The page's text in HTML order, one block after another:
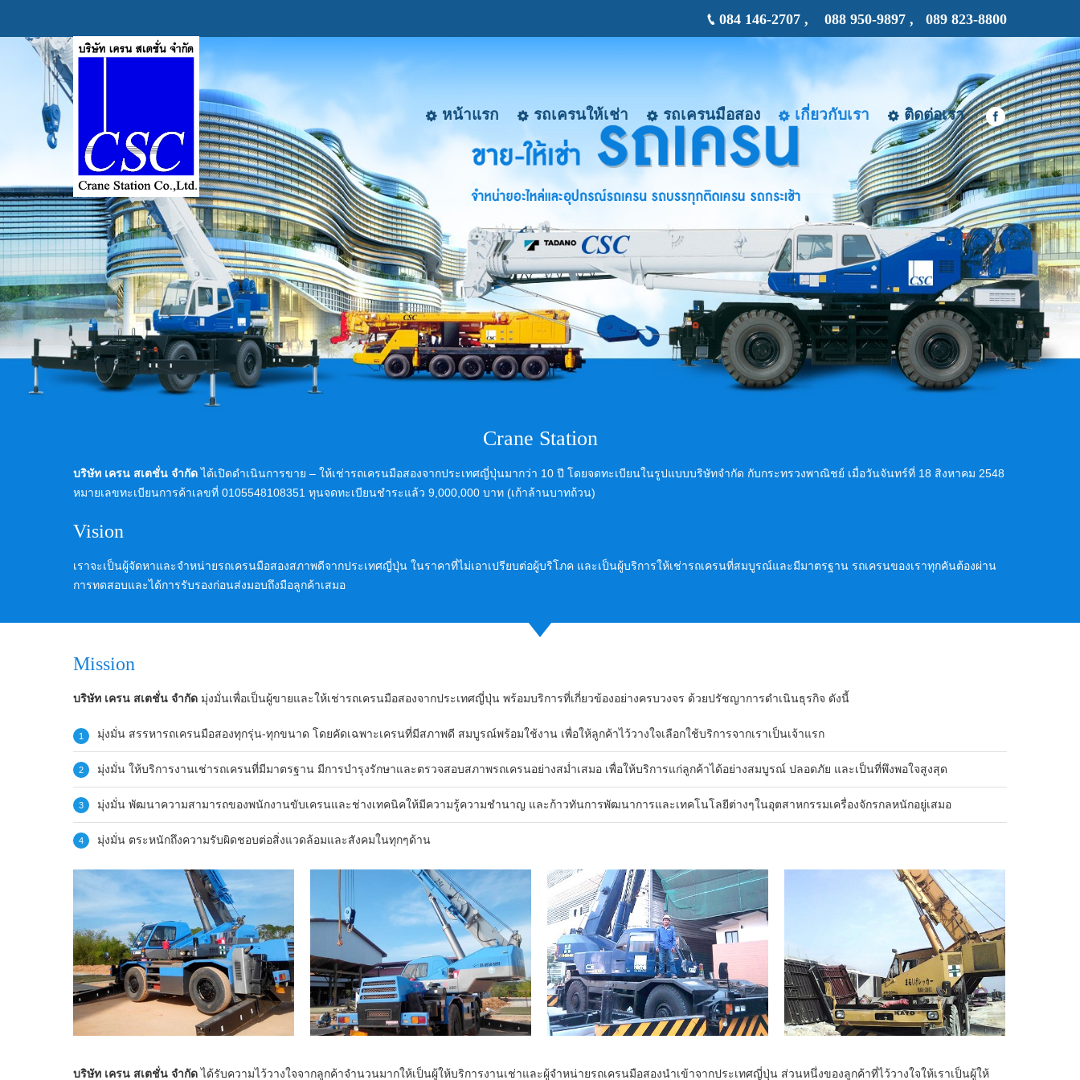
084 146-2707 , 088 950-9897 , 089 823-8800
หน้าแรก รถเครนให้เช่า รถเครนมือสอง เกี่ยวกับเรา ติดต่อเรา
Crane Station
บริษัท เครน สเตชั่น จำกัดได้เปิดดำเนินการขาย – ให้เช่ารถเครนมือสองจากประเทศญี่ปุ่นมากว่า 10 ปี โดยจดทะเบียนในรูปแบบบริษัทจำกัด กับกระทรวงพาณิชย์ เมื่อวันจันทร์ที่ 18 สิงหาคม 2548
หมายเลขทะเบียนการค้าเลขที่ 0105548108351 ทุนจดทะเบียนชำระแล้ว 9,000,000 บาท (เก้าล้านบาทถ้วน)
Vision
เราจะเป็นผู้จัดหาและจำหน่ายรถเครนมือสองสภาพดีจากประเทศญี่ปุ่น ในราคาที่ไม่เอาเปรียบต่อผู้บริโภค และเป็นผู้บริการให้เช่ารถเครนที่สมบูรณ์และมีมาตรฐาน รถเครนของเราทุกคันต้องผ่าน
การทดสอบและได้การรับรองก่อนส่งมอบถึงมือลูกค้าเสมอ
Mission
บริษัท เครน สเตชั่น จำกัด มุ่งมั่นเพื่อเป็นผู้ขายและให้เช่ารถเครนมือสองจากประเทศญี่ปุ่น พร้อมบริการที่เกี่ยวข้องอย่างครบวงจร ด้วยปรัชญาการดำเนินธุรกิจ ดังนี้
มุ่งมั่น สรรหารถเครนมือสองทุกรุ่น-ทุกขนาด โดยคัดเฉพาะเครนที่มีสภาพดี สมบูรณ์พร้อมใช้งาน เพื่อให้ลูกค้าไว้วางใจเลือกใช้บริการจากเราเป็นเจ้าแรก
มุ่งมั่น ให้บริการงานเช่ารถเครนที่มีมาตรฐาน มีการบำรุงรักษาและตรวจสอบสภาพรถเครนอย่างสม่ำเสมอ เพื่อให้บริการแก่ลูกค้าได้อย่างสมบูรณ์ ปลอดภัย และเป็นที่พึงพอใจสูงสุด
มุ่งมั่น พัฒนาความสามารถของพนักงานขับเครนและช่างเทคนิคให้มีความรู้ความชำนาญ และก้าวทันการพัฒนาการและเทคโนโลยีต่างๆในอุตสาหกรรมเครื่องจักรกลหนักอยู่เสมอ
มุ่งมั่น ตระหนักถึงความรับผิดชอบต่อสิ่งแวดล้อมและสังคมในทุกๆด้าน
บริษัท เครน สเตชั่น จำกัดได้รับความไว้วางใจจากลูกค้าจำนวนมากให้เป็นผู้ให้บริการงานเช่าและผู้จำหน่ายรถเครนมือสองนำเข้าจากประเทศญี่ปุ่น ส่วนหนึ่งของลูกค้าที่ไว้วางใจให้เราเป็นผู้ให้